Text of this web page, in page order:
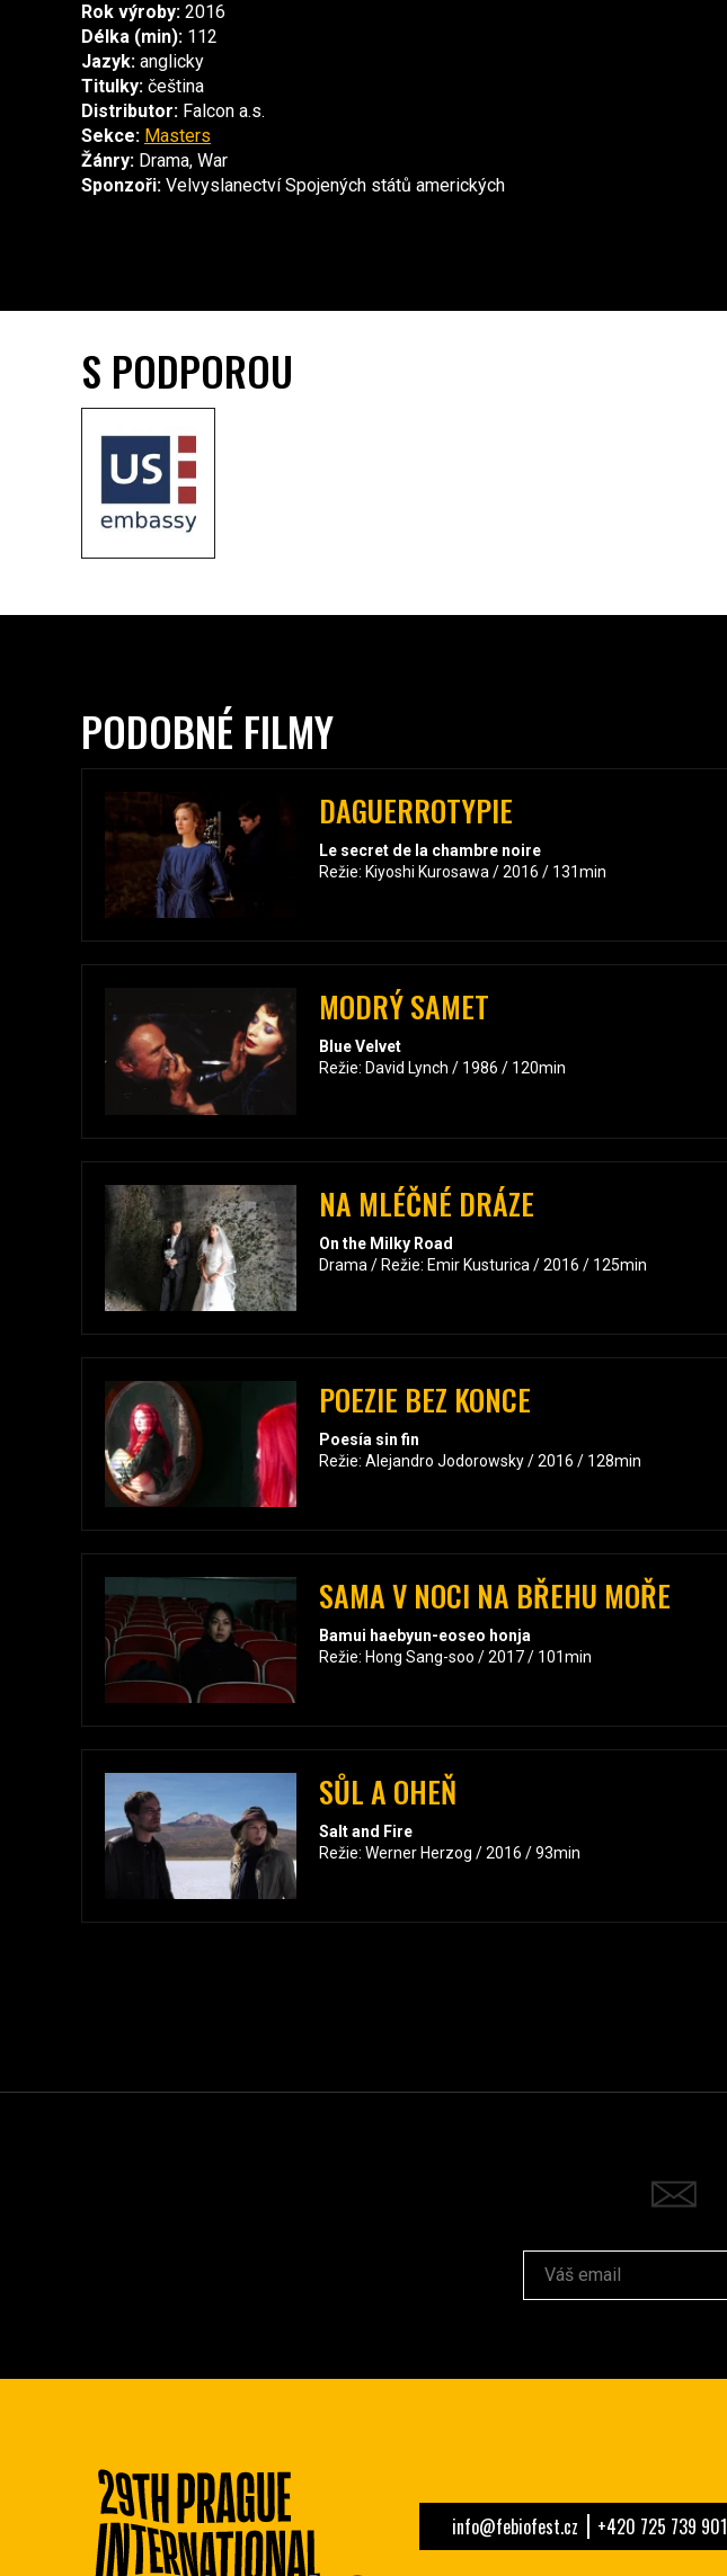
Rok výroby: 2016
Délka (min): 112
Jazyk: anglicky
Titulky: čeština
Distributor: Falcon a.s.
Sekce: Masters
Žánry: Drama, War
Sponzoři: Velvyslanectví Spojených států amerických
S PODPOROU
PODOBNÉ FILMY
DAGUERROTYPIE
Le secret de la chambre noire
Režie: Kiyoshi Kurosawa / 2016 / 131min
MODRÝ SAMET
Blue Velvet
Režie: David Lynch / 1986 / 120min
NA MLÉČNÉ DRÁZE
On the Milky Road
Drama / Režie: Emir Kusturica / 2016 / 125min
POEZIE BEZ KONCE
Poesía sin fin
Režie: Alejandro Jodorowsky / 2016 / 128min
SAMA V NOCI NA BŘEHU MOŘE
Bamui haebyun-eoseo honja
Režie: Hong Sang-soo / 2017 / 101min
SŮL A OHEŇ
Salt and Fire
Režie: Werner Herzog / 2016 / 93min
info@febiofest.cz +420 725 739 901